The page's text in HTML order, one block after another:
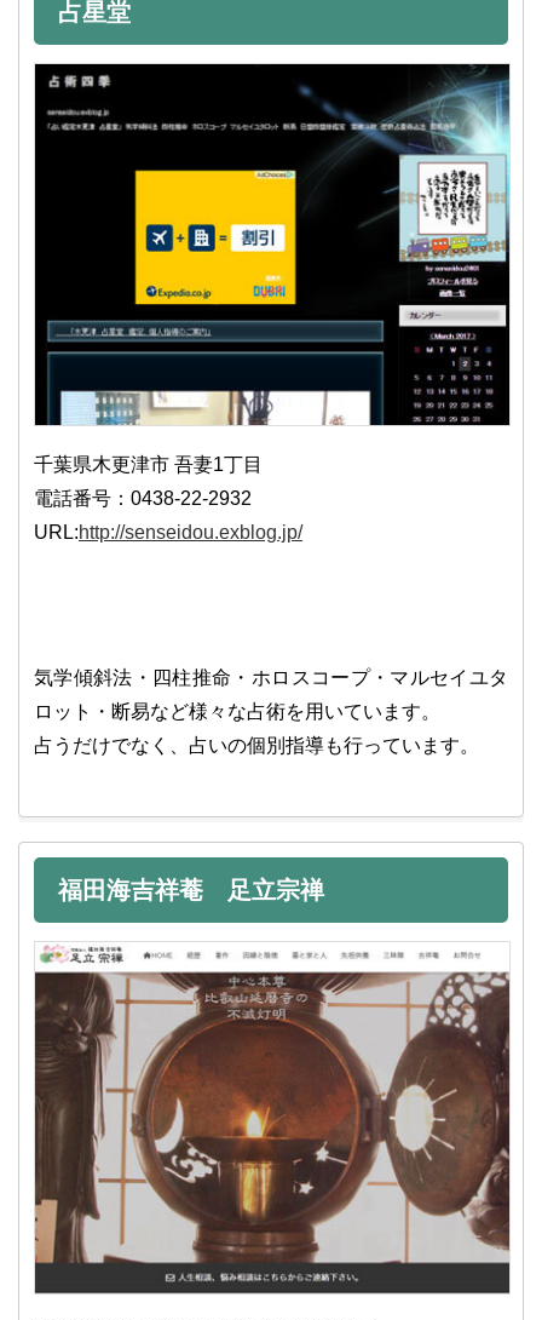
占星堂
千葉県木更津市 吾妻1丁目
電話番号：0438-22-2932
URL:http://senseidou.exblog.jp/
気学傾斜法・四柱推命・ホロスコープ・マルセイユタ
ロット・断易など様々な占術を用いています。
占うだけでなく、占いの個別指導も行っています。
福田海吉祥菴 足立宗禅